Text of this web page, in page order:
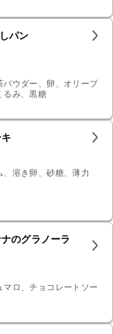
パン
ウダー、卵、オリーブ
るみ、黒糖
溶き卵、砂糖、薄力
のグラノーラ
ロ、チョコレートソー